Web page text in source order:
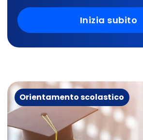
Inizia subito
Orientamento scolastico